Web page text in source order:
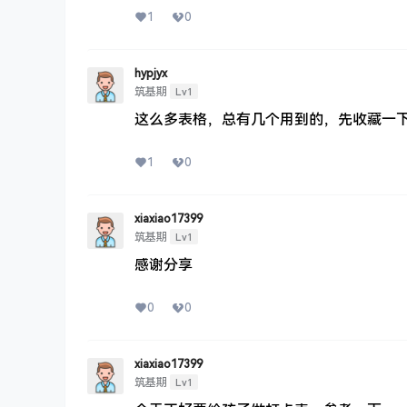
1 0
hypjyx
筑基期
Lv1
这么多表格，总有几个用到的，先收藏一
1 0
xiaxiao17399
筑基期
Lv1
感谢分享
0 0
xiaxiao17399
筑基期
Lv1